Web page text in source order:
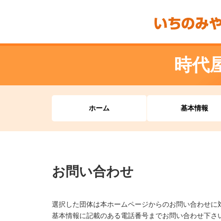
時代
ホーム 基本情報
お問い合わせ
選択した団体は本ホームページからのお問い合わせに
基本情報に記載のある電話番号までお問い合わせ下さ